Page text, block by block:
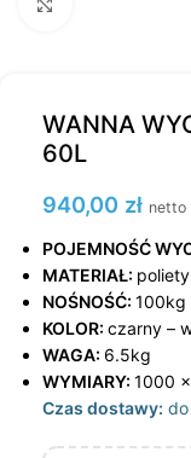
WANNA
60L
940,00 zł netto
POJEMNOŚĆ
MATERIAŁ:
NOŚNOŚĆ: 100kg
KOLOR: czarny –
WAGA: 6.5kg
WYMIARY: 1000
Czas dostawy: